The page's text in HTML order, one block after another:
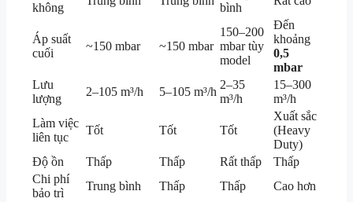
không
bình
Áp suất
cuối
~150 mbar ~150 mbar
150–200
mbar tùy
model
Đến
khoảng
0,5
mbar
Lưu
lượng
2–105 m³/h 5–105 m³/h
2–35
m³/h
15–300
m³/h
Làm việc
liên tục
Tốt Tốt Tốt
Xuất sắc
(Heavy
Duty)
Độ ồn
Thấp Thấp Rất thấp
Thấp
Chi phí
bảo trì
Trung bình Thấp Thấp
Cao hơn